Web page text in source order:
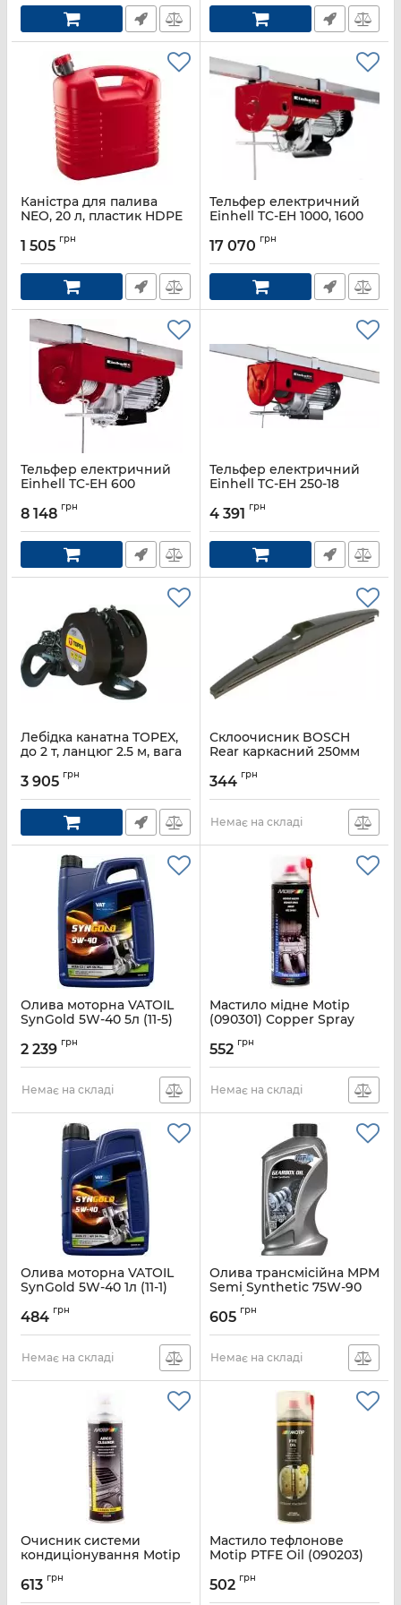
л/хв, пістолет і шланг в
комплекті (без АКБ та
ЗП)
Артикул: 4020440
Каністра для палива
NEO, 20 л, пластик HDPE
1 505 грн
Тельфер електричний
Einhell TC-EH 1000, 1600
Артикул: 2255160
17 070 грн
Тельфер електричний
Einhell TC-EH 600
8 148 грн
Тельфер електричний
Einhell TC-EH 250-18
4 391 грн
Лебідка канатна TOPEX,
до 2 т, ланцюг 2.5 м, вага
Артикул:
3 905 грн
Склоочисник BOSCH
Rear каркасний 250мм
Артикул:
344 грн
Немає на складі
Олива моторна VATOIL
SynGold 5W-40 5л (11-5)
Артикул:
2 239 грн
Немає на складі
Мастило мідне Motip
(090301) Copper Spray
Артикул:
552 грн
Немає на складі
Олива моторна VATOIL
SynGold 5W-40 1л (11-1)
Артикул:
484 грн
Немає на складі
Олива трансмісійна MPM
Semi Synthetic 75W-90
GL-4/GL-5 1л (12001)
Артикул:
605 грн
Немає на складі
Очисник системи
кондиціонування Motip
Артикул:
613 грн
Мастило тефлонове
Motip PTFE Oil (090203)
Артикул:
502 грн